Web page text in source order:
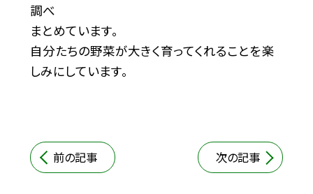
調べ
まとめています。
自分たちの野菜が大きく育ってくれることを楽
しみにしています。
前の記事 次の記事